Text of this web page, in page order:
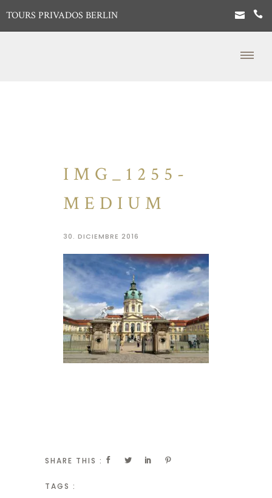
TOURS PRIVADOS BERLIN
IMG_1255-
MEDIUM
30. DICIEMBRE 2016
SHARE THIS :
TAGS :